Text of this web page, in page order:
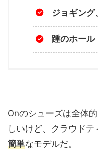
ジョギング
踵のホール
Onのシューズは全体
しいけど、クラウドテ
簡単なモデルだ。